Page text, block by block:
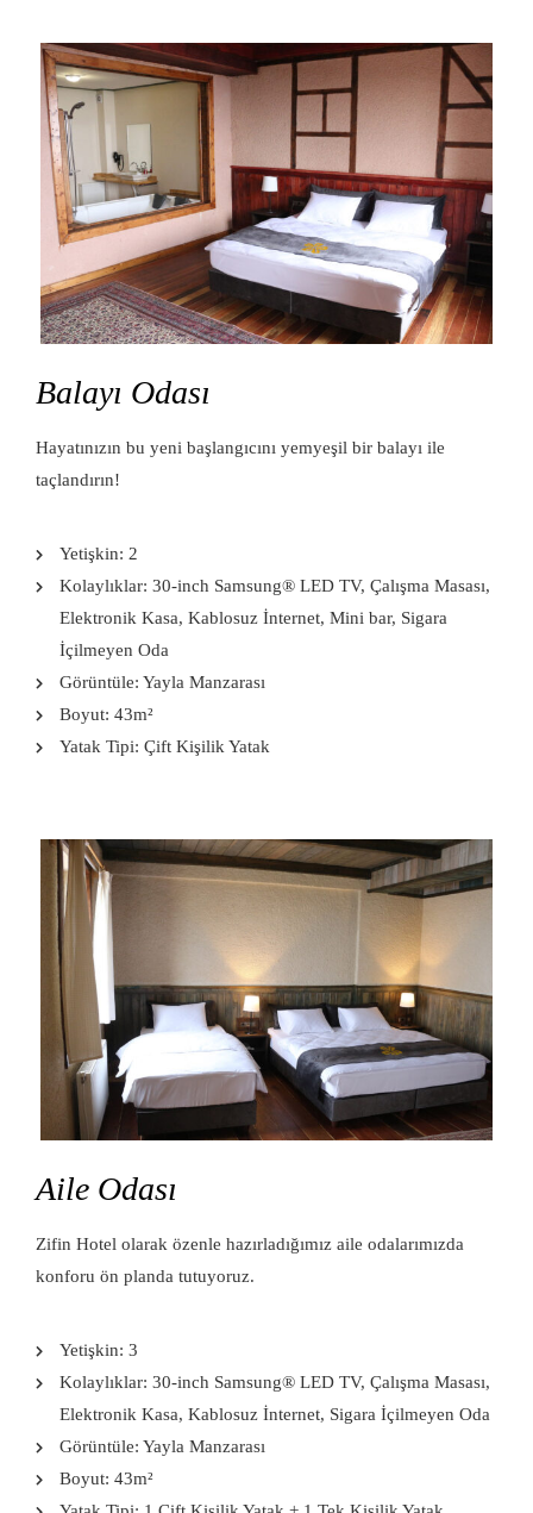
Balayı Odası
Hayatınızın bu yeni başlangıcını yemyeşil bir balayı ile
taçlandırın!
Yetişkin: 2
Kolaylıklar: 30-inch Samsung® LED TV, Çalışma Masası,
Elektronik Kasa, Kablosuz İnternet, Mini bar, Sigara
İçilmeyen Oda
Görüntüle: Yayla Manzarası
Boyut: 43m²
Yatak Tipi: Çift Kişilik Yatak
Aile Odası
Zifin Hotel olarak özenle hazırladığımız aile odalarımızda
konforu ön planda tutuyoruz.
Yetişkin: 3
Kolaylıklar: 30-inch Samsung® LED TV, Çalışma Masası,
Elektronik Kasa, Kablosuz İnternet, Sigara İçilmeyen Oda
Görüntüle: Yayla Manzarası
Boyut: 43m²